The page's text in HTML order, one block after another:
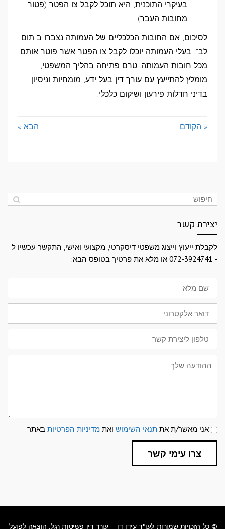
בעיקרי התוכנית, היא תוכל לקבל צו הפטר (פטור
מחובות העבר).
לסיכום, אם החובות הכלכליים של העמותה נצברו ב"תום
לב", בעלי העמותה יוכלו לקבל צו הפטר אשר פוטר אותם
מכל חובות העמותה. טרם פתיחה בהליך המשפטי,
מומלץ להתייעץ עם עורך דין בעל ידע, מומחיות וניסיון
בדיני חדלות פירעון ושיקום כלכלי.
« הקודם הבא »
יצירת קשר
לקבלת ייעוץ וייצוג משפטי דיסקרטי, מקצועי ואישי, התקשר עכשיו ל
- 072-3924741 או מלא את פרטיך בטופס הבא:
שם
מלא
דואר
אלקטרוני
טלפון
ליצירת
קשר
ההודעה
שלך
תנאי
שימוש
ומדיניות
פרטיות
אני מאשר/ת את תנאי השימוש ואת מדיניות הפרטיות באתר
צרו עימי קשר
© כל הזכויות שמורות לעו"ד עידן דן – עורך דין פשיטות רגל, הוצאה לפועל